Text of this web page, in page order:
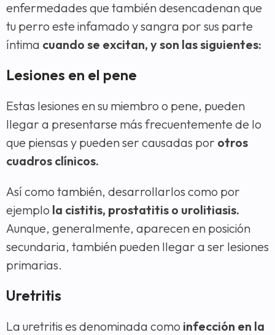
enfermedades que también desencadenan que
tu perro este infamado y sangra por sus parte
íntima cuando se excitan, y son las siguientes:
Lesiones en el pene
Estas lesiones en su miembro o pene, pueden
llegar a presentarse más frecuentemente de lo
que piensas y pueden ser causadas por otros
cuadros clínicos.
Así como también, desarrollarlos como por
ejemplo la cistitis, prostatitis o urolitiasis.
Aunque, generalmente, aparecen en posición
secundaria, también pueden llegar a ser lesiones
primarias.
Uretritis
La uretritis es denominada como infección en la